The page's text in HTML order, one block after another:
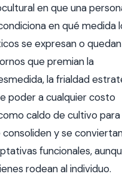
en que una
en qué medida
se expresan o quedan
que premian la
la frialdad
poder a cualquier costo
caldo de cultivo
y se
funcionales,
rodean al individuo.